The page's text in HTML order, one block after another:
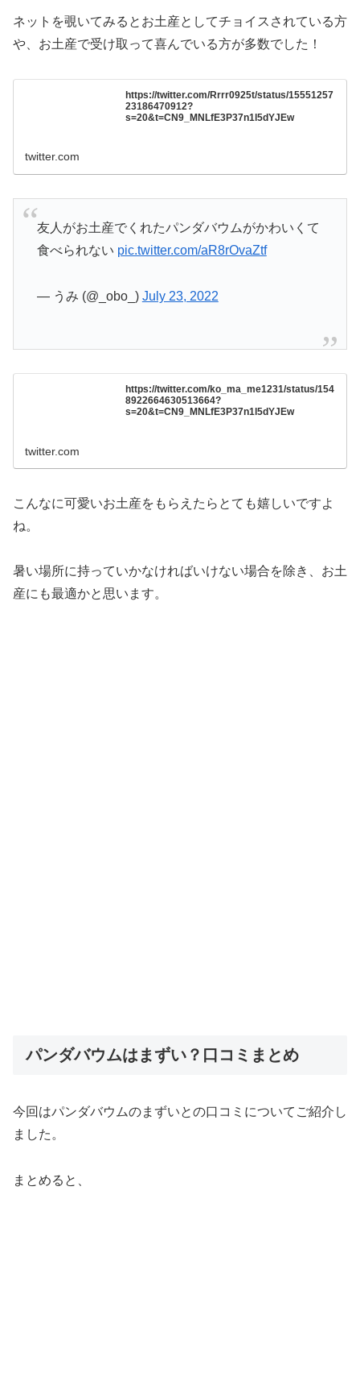
ネットを覗いてみるとお土産としてチョイスされている方
や、お土産で受け取って喜んでいる方が多数でした！
https://twitter.com/Rrrr0925t/status/15551257
23186470912?
s=20&t=CN9_MNLfE3P37n1l5dYJEw
twitter.com
友人がお土産でくれたパンダバウムがかわいくて
食べられない pic.twitter.com/aR8rOvaZtf
— うみ (@_obo_) July 23, 2022
https://twitter.com/ko_ma_me1231/status/154
8922664630513664?
s=20&t=CN9_MNLfE3P37n1l5dYJEw
twitter.com
こんなに可愛いお土産をもらえたらとても嬉しいですよ
ね。
暑い場所に持っていかなければいけない場合を除き、お土
産にも最適かと思います。
パンダバウムはまずい？口コミまとめ
今回はパンダバウムのまずいとの口コミについてご紹介し
ました。
まとめると、